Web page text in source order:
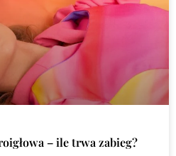
– ile trwa zabieg?